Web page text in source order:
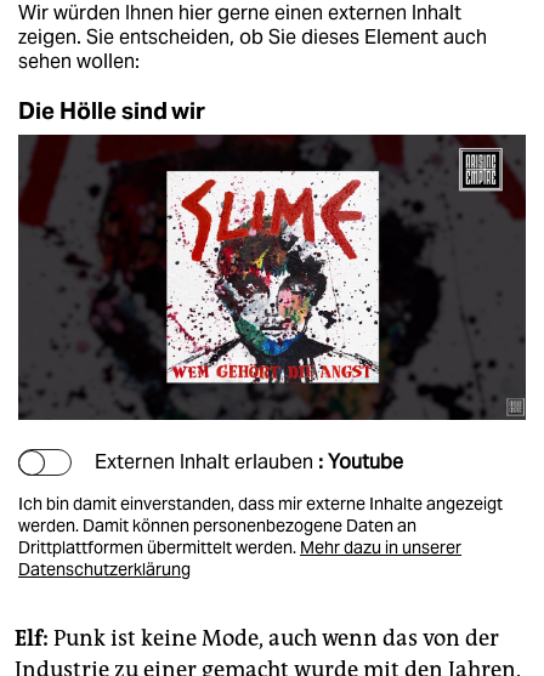
Wir würden Ihnen hier gerne einen externen Inhalt
zeigen. Sie entscheiden, ob Sie dieses Element auch
sehen wollen:
Die Hölle sind wir
Externen Inhalt erlauben : Youtube
Ich bin damit einverstanden, dass mir externe Inhalte angezeigt
werden. Damit können personenbezogene Daten an
Drittplattformen übermittelt werden. Mehr dazu in unserer
Datenschutzerklärung
Elf: Punk ist keine Mode, auch wenn das von der
Industrie zu einer gemacht wurde mit den Jahren.